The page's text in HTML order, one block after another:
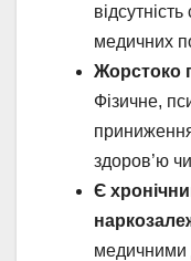
медичних
Жорстоко
Фізичне,
здоров’ю
Є
медичними